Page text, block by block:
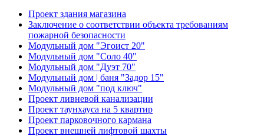
Проект здания магазина
Заключение о соответствии объекта требованиям
пожарной безопасности
Модульный дом "Эгоист 20"
Модульный дом "Соло 40"
Модульный дом "Дуэт 70"
Модульный дом | баня "Задор 15"
Модульный дом "под ключ"
Проект ливневой канализации
Проект таунхауса на 5 квартир
Проект парковочного кармана
Проект внешней лифтовой шахты